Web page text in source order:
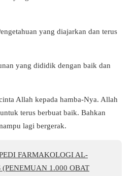
yang diajarkan dan terus
yang dididik dengan baik dan
Allah kepada hamba-Nya. Allah
terus berbuat baik. Bahkan
lagi bergerak.
FARMAKOLOGI AL-
1.000 OBAT